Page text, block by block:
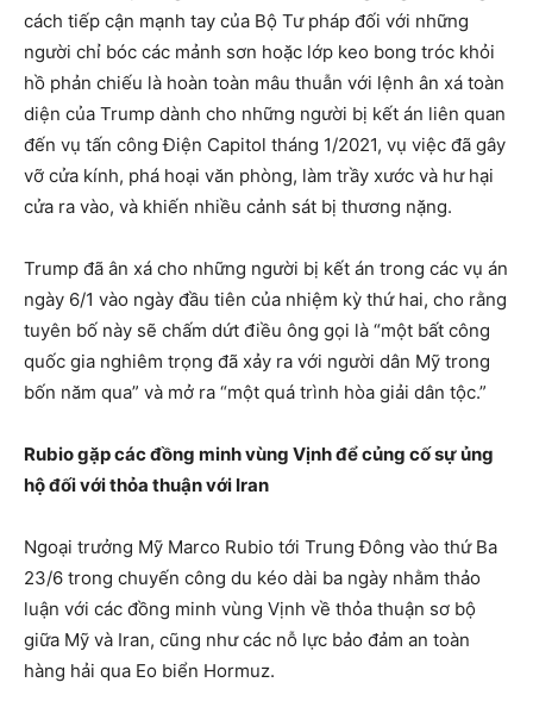
cách tiếp cận mạnh tay của Bộ Tư pháp đối với những
người chỉ bóc các mảnh sơn hoặc lớp keo bong tróc khỏi
hồ phản chiếu là hoàn toàn mâu thuẫn với lệnh ân xá toàn
diện của Trump dành cho những người bị kết án liên quan
đến vụ tấn công Điện Capitol tháng 1/2021, vụ việc đã gây
vỡ cửa kính, phá hoại văn phòng, làm trầy xước và hư hại
cửa ra vào, và khiến nhiều cảnh sát bị thương nặng.
Trump đã ân xá cho những người bị kết án trong các vụ án
ngày 6/1 vào ngày đầu tiên của nhiệm kỳ thứ hai, cho rằng
tuyên bố này sẽ chấm dứt điều ông gọi là “một bất công
quốc gia nghiêm trọng đã xảy ra với người dân Mỹ trong
bốn năm qua” và mở ra “một quá trình hòa giải dân tộc.”
Rubio gặp các đồng minh vùng Vịnh để củng cố sự ủng
hộ đối với thỏa thuận với Iran
Ngoại trưởng Mỹ Marco Rubio tới Trung Đông vào thứ Ba
23/6 trong chuyến công du kéo dài ba ngày nhằm thảo
luận với các đồng minh vùng Vịnh về thỏa thuận sơ bộ
giữa Mỹ và Iran, cũng như các nỗ lực bảo đảm an toàn
hàng hải qua Eo biển Hormuz.